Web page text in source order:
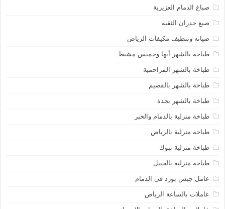
صباغ الدمام العزيزية
صبغ جدران الثقبة
صيانه وتنظيف مكيفات الرياض
طباخة بالشهر أبها وخميس مشيط
طباخة بالشهر المزاحمية
طباخة بالشهر بالقصيم
طباخة بالشهر بجدة
طباخة منزلية بالدمام والخبر
طباخة منزلية بالرياض
طباخة منزلية تبوك
طباخه منزلية بالجبيل
عامل جبس بورد في الدمام
عاملات بالساعة الرياض